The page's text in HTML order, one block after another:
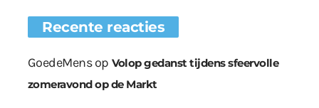
Recente reacties
GoedeMensop Volop gedanst tijdens sfeervolle
zomeravond op de Markt